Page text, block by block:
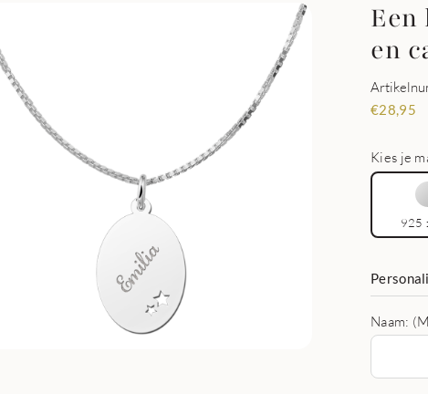
Een
en
€28,95
Kies je
925
Naam: